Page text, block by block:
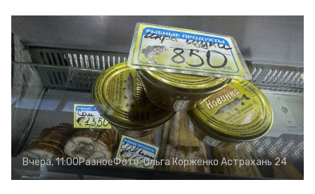
Вчера, 11:00РазноеФото:Ольга Корженко Астрахань 24